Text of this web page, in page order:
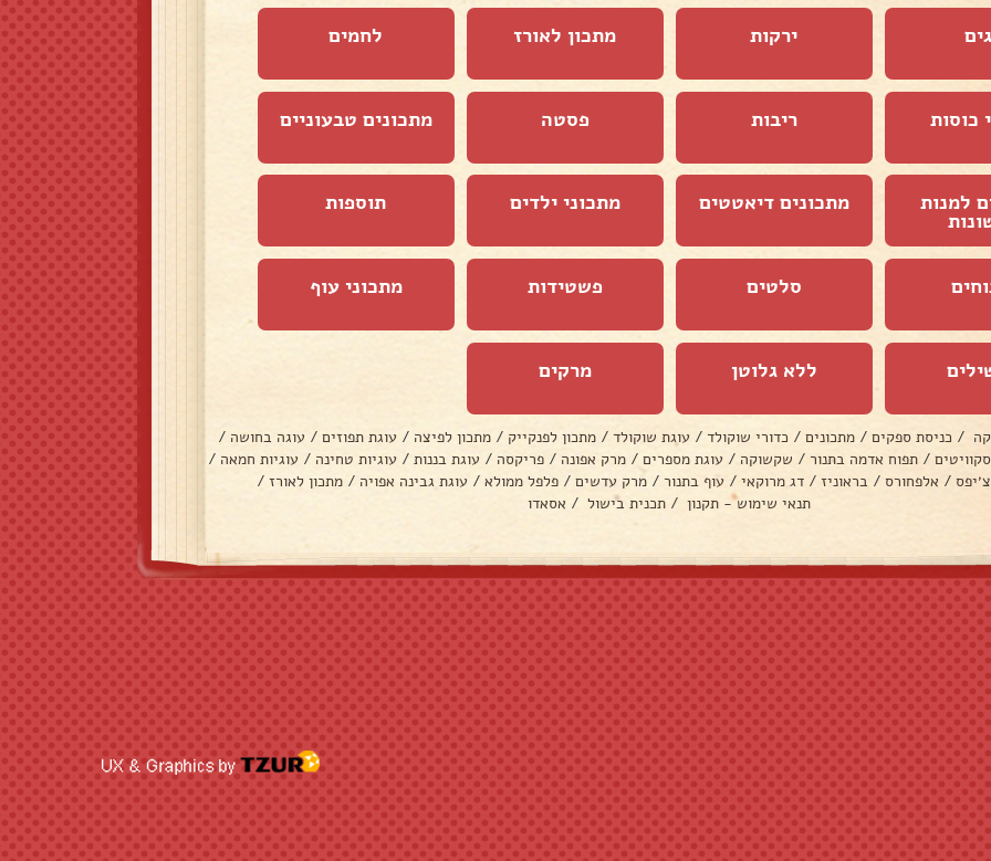
ירקות מתכון לאורז לחמים
כוסות ריבות פסטה מתכונים טבעוניים
למנות מתכונים דיאטטים מתכוני ילדים תוספות
סלטים פשטידות מתכוני עוף
ללא גלוטן מרקים
/ כניסת ספקים / מתכונים / כדורי שוקולד / עוגת שוקולד / מתכון לפנקייק / מתכון לפיצה / עוגת תפוזים / עוגה בחושה /
/ תפוח אדמה בתנור / שקשוקה / עוגת מספרים / מרק אפונה / פריקסה / עוגת בננות / עוגיות טחינה / עוגיות חמאה /
/ אלפחורס / בראוניז / דג מרוקאי / עוף בתנור / מרק עדשים / פלפל ממולא / עוגת גבינה אפויה / מתכון לאורז /
תנאי שימוש - תקנון / תכנית בישול / אסאדו